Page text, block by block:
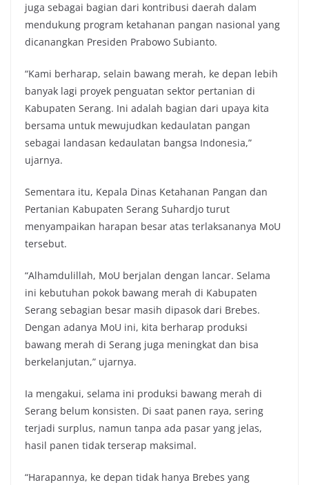
juga sebagai bagian dari kontribusi daerah dalam
mendukung program ketahanan pangan nasional yang
dicanangkan Presiden Prabowo Subianto.
“Kami berharap, selain bawang merah, ke depan lebih
banyak lagi proyek penguatan sektor pertanian di
Kabupaten Serang. Ini adalah bagian dari upaya kita
bersama untuk mewujudkan kedaulatan pangan
sebagai landasan kedaulatan bangsa Indonesia,”
ujarnya.
Sementara itu, Kepala Dinas Ketahanan Pangan dan
Pertanian Kabupaten Serang Suhardjo turut
menyampaikan harapan besar atas terlaksananya MoU
tersebut.
“Alhamdulillah, MoU berjalan dengan lancar. Selama
ini kebutuhan pokok bawang merah di Kabupaten
Serang sebagian besar masih dipasok dari Brebes.
Dengan adanya MoU ini, kita berharap produksi
bawang merah di Serang juga meningkat dan bisa
berkelanjutan,” ujarnya.
Ia mengakui, selama ini produksi bawang merah di
Serang belum konsisten. Di saat panen raya, sering
terjadi surplus, namun tanpa ada pasar yang jelas,
hasil panen tidak terserap maksimal.
“Harapannya, ke depan tidak hanya Brebes yang